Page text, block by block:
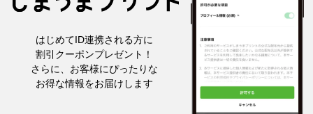
はじめてID連携される方に
割引クーポンプレゼント！
さらに、お客様にぴったりな
お得な情報をお届けします